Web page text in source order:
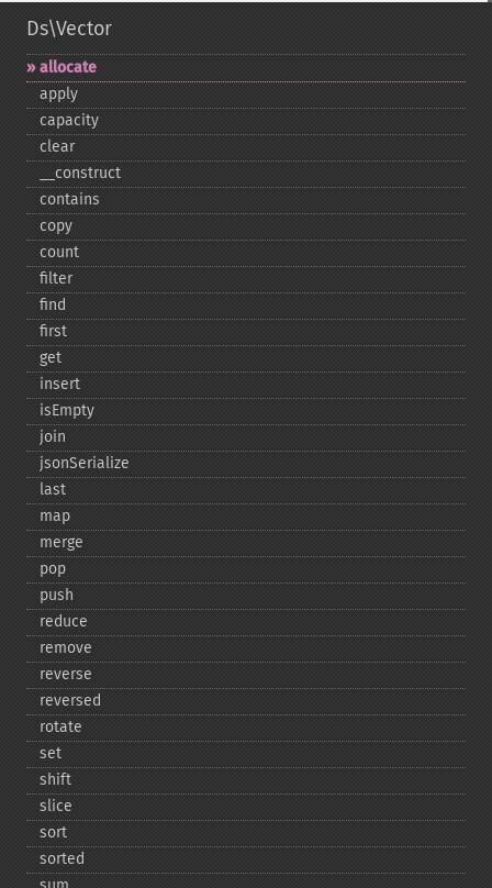
Ds\Vector
allocate
apply
capacity
clear
_​_​construct
contains
copy
count
filter
find
first
get
insert
isEmpty
join
jsonSerialize
last
map
merge
pop
push
reduce
remove
reverse
reversed
rotate
set
shift
slice
sort
sorted